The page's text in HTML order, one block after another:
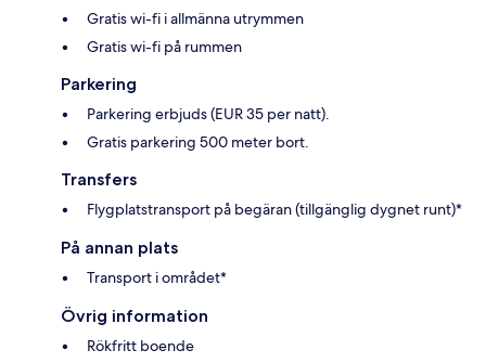
Gratis wi-fi i allmänna utrymmen
Gratis wi-fi på rummen
Parkering
Parkering erbjuds (EUR 35 per natt).
Gratis parkering 500 meter bort.
Transfers
Flygplatstransport på begäran (tillgänglig dygnet runt)*
På annan plats
Transport i området*
Övrig information
Rökfritt boende